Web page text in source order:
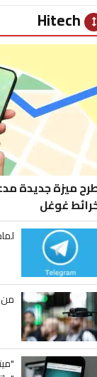
ميزة جديدة
غوغل
من